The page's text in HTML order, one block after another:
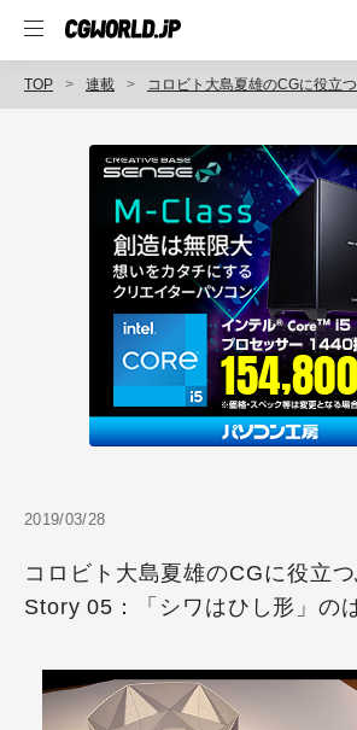
TOP 連載 コロビト大島夏雄のCGに役立
2019/03/28
コロビト大島夏雄のCGに役立
Story 05：「シワはひし形」の